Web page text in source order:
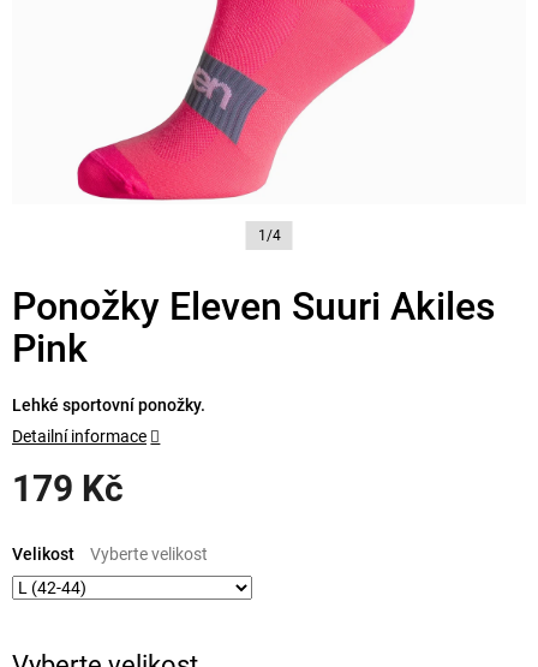
1/4
Ponožky Eleven Suuri Akiles
Pink
179 Kč
cena:
Velikost
Lehké sportovní ponožky.
Detailní informace